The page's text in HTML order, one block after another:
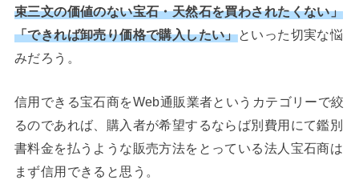
束三文の価値のない宝石・天然石を買わされたくない」
「できれば卸売り価格で購入したい」といった切実な悩
みだろう。
信用できる宝石商をWeb通販業者というカテゴリーで絞
るのであれば、購入者が希望するならば別費用にて鑑別
書料金を払うような販売方法をとっている法人宝石商は
まず信用できると思う。